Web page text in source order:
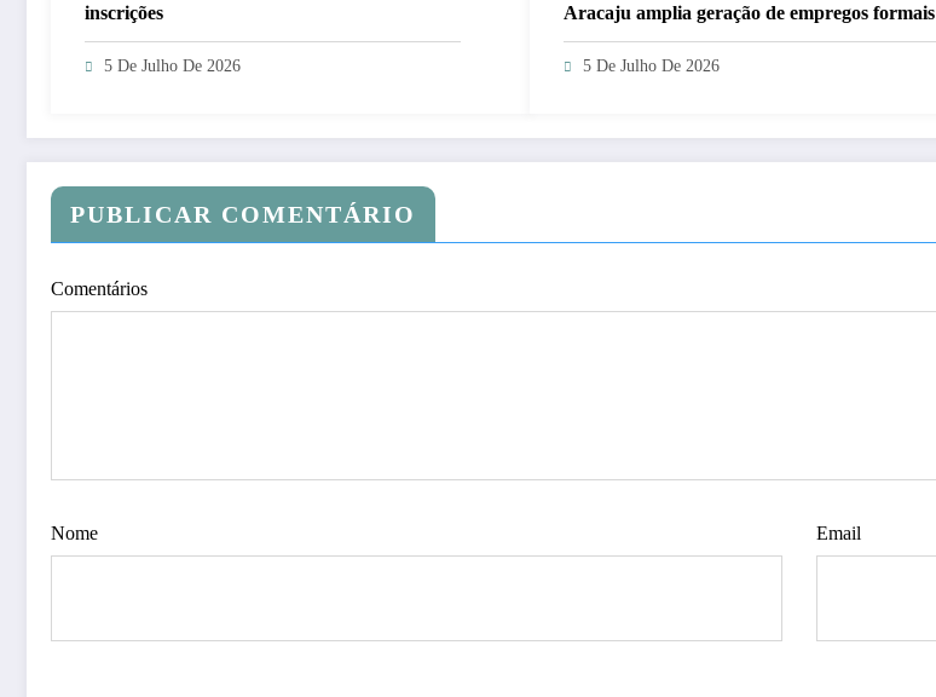
inscrições
5 De Julho De 2026
Aracaju amplia geração de empregos formais
5 De Julho De 2026
PUBLICAR COMENTÁRIO
Comentários
Nome Email